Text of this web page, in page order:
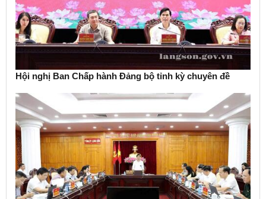
Hội nghị Ban Chấp hành Đảng bộ tỉnh kỳ chuyên đề